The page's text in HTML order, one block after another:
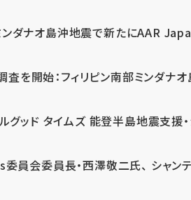
ンダナオ島沖地震で新たにAAR
を開始：フィリピン南部ミンダナ
グッド タイムズ 能登半島地震支援
員会委員長・西澤敬二氏、 シャン